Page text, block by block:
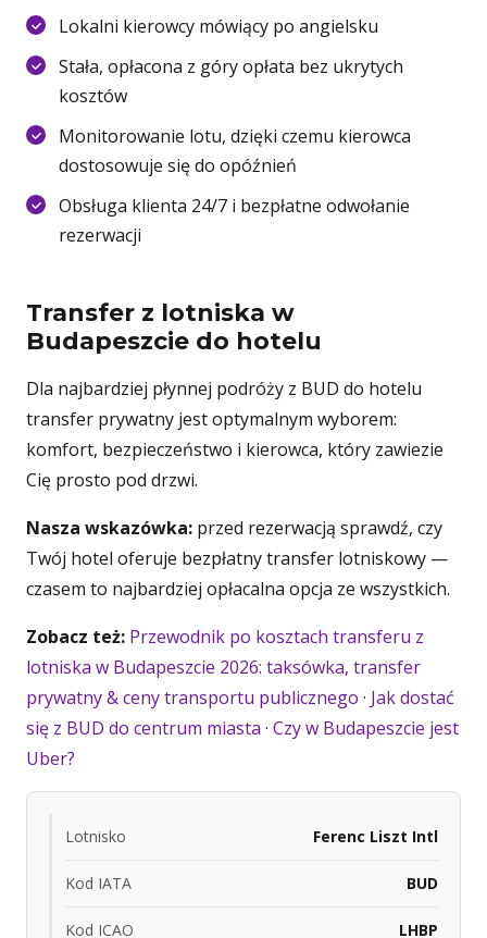
Lokalni kierowcy mówiący po angielsku
Stała, opłacona z góry opłata bez ukrytych
kosztów
Monitorowanie lotu, dzięki czemu kierowca
dostosowuje się do opóźnień
Obsługa klienta 24/7 i bezpłatne odwołanie
rezerwacji
Transfer z lotniska w
Budapeszcie do hotelu
Dla najbardziej płynnej podróży z BUD do hotelu
transfer prywatny jest optymalnym wyborem:
komfort, bezpieczeństwo i kierowca, który zawiezie
Cię prosto pod drzwi.
Nasza wskazówka: przed rezerwacją sprawdź, czy
Twój hotel oferuje bezpłatny transfer lotniskowy —
czasem to najbardziej opłacalna opcja ze wszystkich.
Zobacz też: Przewodnik po kosztach transferu z
lotniska w Budapeszcie 2026: taksówka, transfer
prywatny & ceny transportu publicznego · Jak dostać
się z BUD do centrum miasta · Czy w Budapeszcie jest
Uber?
Lotnisko Ferenc Liszt Intl
Kod IATA BUD
Kod ICAO LHBP